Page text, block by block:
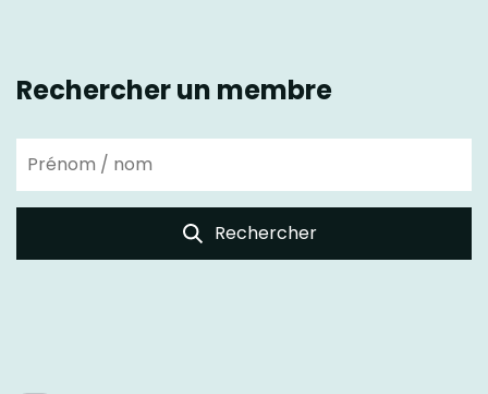
Rechercher un membre
Rechercher